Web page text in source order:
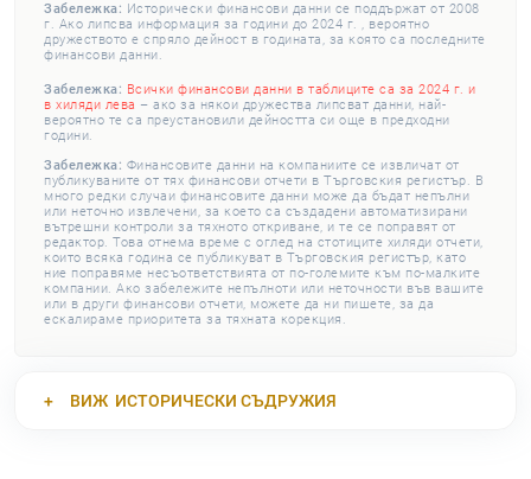
Забележка: Исторически финансови данни се поддържат от 2008
г. Ако липсва информация за години до 2024 г. , вероятно
дружеството е спряло дейност в годината, за която са последните
финансови данни.
Забележка: Всички финансови данни в таблиците са за 2024 г. и
в хиляди лева – ако за някои дружества липсват данни, най-
вероятно те са преустановили дейността си още в предходни
години.
Забележка: Финансовите данни на компаниите се извличат от
публикуваните от тях финансови отчети в Търговския регистър. В
много редки случаи финансовите данни може да бъдат непълни
или неточно извлечени, за което са създадени автоматизирани
вътрешни контроли за тяхното откриване, и те се поправят от
редактор. Това отнема време с оглед на стотиците хиляди отчети,
които всяка година се публикуват в Търговския регистър, като
ние поправяме несъответствията от по-големите към по-малките
компании. Ако забележите непълноти или неточности във вашите
или в други финансови отчети, можете да ни пишете, за да
ескалираме приоритета за тяхната корекция.
ВИЖ ИСТОРИЧЕСКИ СЪДРУЖИЯ